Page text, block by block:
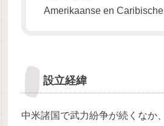
Amerikaanse en
設立経緯
中米諸国で武力紛争が続くなか